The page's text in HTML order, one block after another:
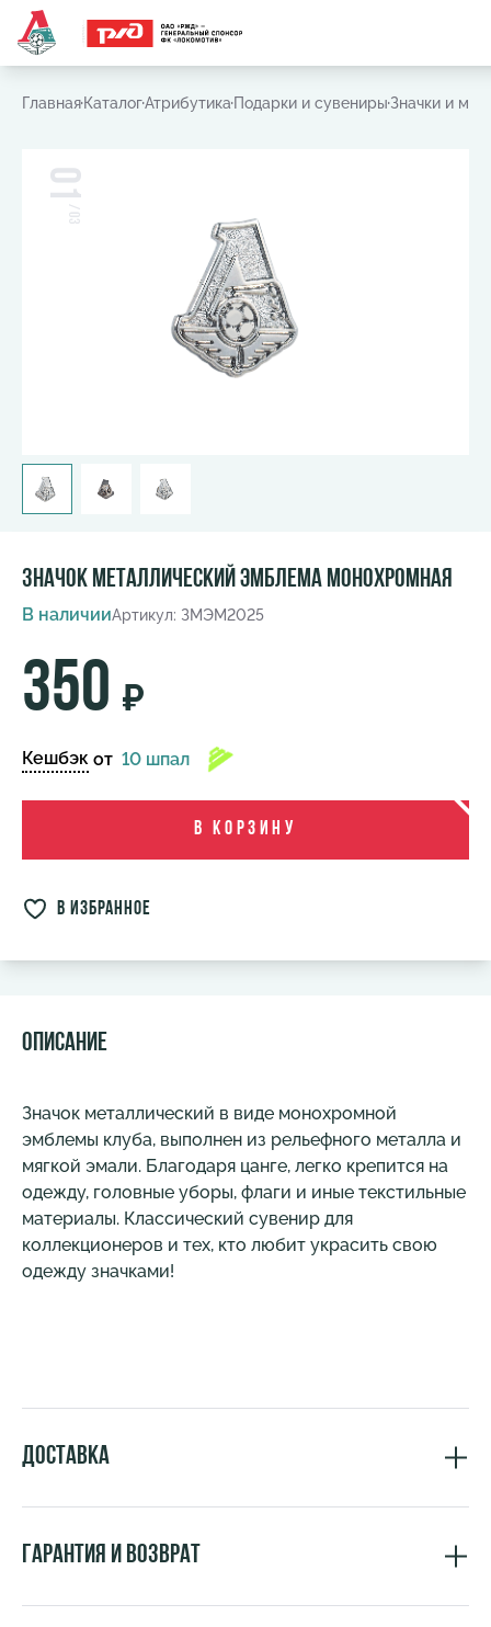
Главная КаталогАтрибутика Подарки и сувениры Значки и
01
/
03
Значок металлический Эмблема монохромная
В наличииАртикул: ЗМЭМ2025
350 ₽
Кешбэк от 10 шпал
В корзину
в избранное
Описание
Значок металлический в виде монохромной
эмблемы клуба, выполнен из рельефного металла и
мягкой эмали. Благодаря цанге, легко крепится на
одежду, головные уборы, флаги и иные текстильные
материалы. Классический сувенир для
коллекционеров и тех, кто любит украсить свою
одежду значками!
Доставка
Гарантия и возврат